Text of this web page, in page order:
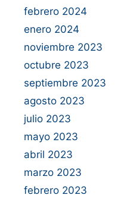
febrero 2024
enero 2024
noviembre 2023
octubre 2023
septiembre 2023
agosto 2023
julio 2023
mayo 2023
abril 2023
marzo 2023
febrero 2023